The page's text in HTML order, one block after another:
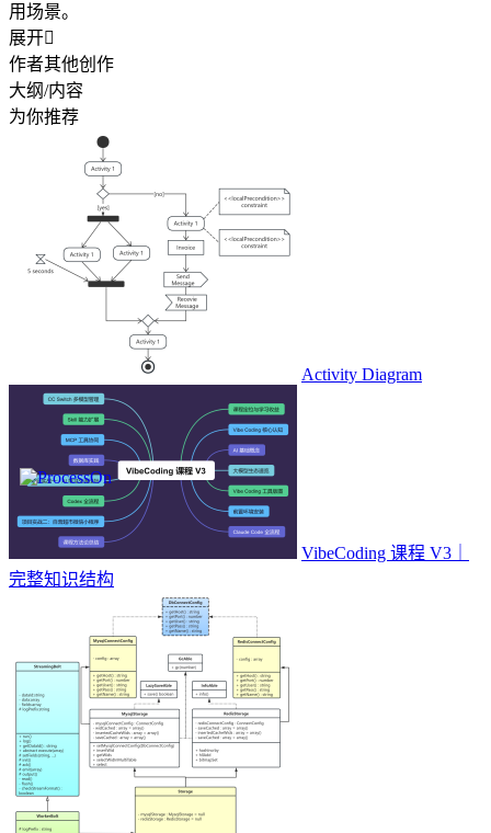
用场景。
展开
作者其他创作
大纲/内容
为你推荐
Activity Diagram
VibeCoding 课程 V3｜
完整知识结构